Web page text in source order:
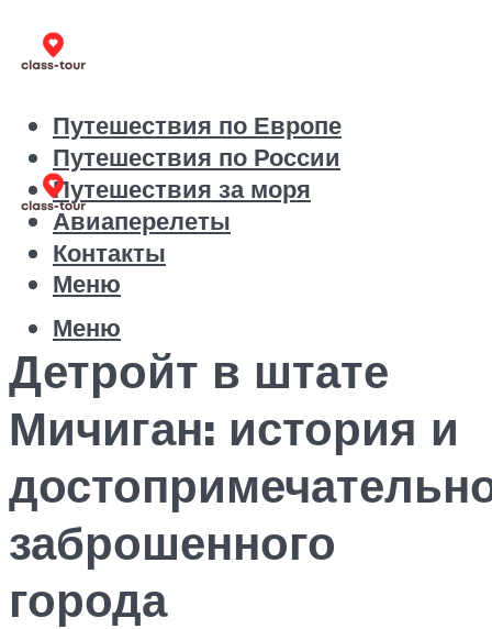
Путешествия по Европе
Путешествия по России
Путешествия за моря
Авиаперелеты
Контакты
Меню
Меню
Детройт в штате
Мичиган: история и
заброшенного
города